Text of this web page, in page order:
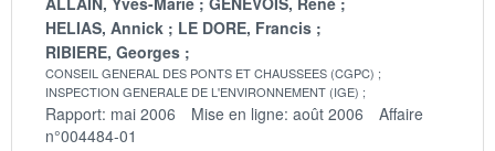
HELIAS, Annick
LE DORE, Francis
RIBIERE, Georges
CONSEIL GENERAL DES PONTS ET CHAUSSEES (CGPC)
INSPECTION GENERALE DE L'ENVIRONNEMENT (IGE)
Rapport: mai 2006 Mise en ligne: août 2006
Affaire
n°004484-01